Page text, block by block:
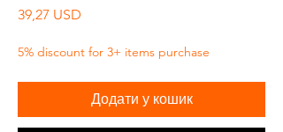
39,27 USD
5% discount for 3+ items purchase
Додати у кошик